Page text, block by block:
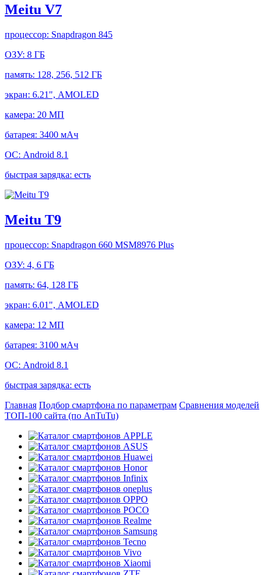
Meitu V7
процессор: Snapdragon 845
ОЗУ: 8 ГБ
память: 128, 256, 512 ГБ
экран: 6.21", AMOLED
камера: 20 МП
батарея: 3400 мАч
ОС: Android 8.1
быстрая зарядка: есть
Meitu T9
процессор: Snapdragon 660 MSM8976 Plus
ОЗУ: 4, 6 ГБ
память: 64, 128 ГБ
экран: 6.01", AMOLED
камера: 12 МП
батарея: 3100 мАч
ОС: Android 8.1
быстрая зарядка: есть
Главная Подбор смартфона по параметрам Сравнения моделей
ТОП-100 сайта (по AnTuTu)